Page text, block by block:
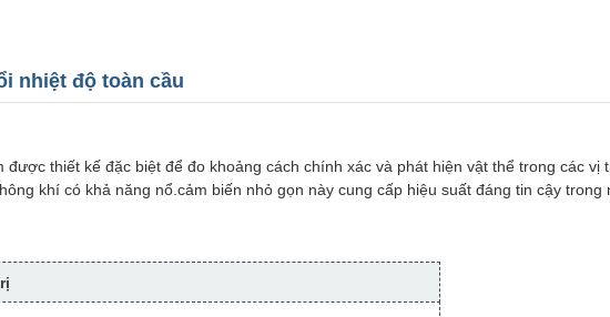
nhiệt độ toàn cầu
thiết kế đặc biệt để đo khoảng cách chính xác và phát hiện vật thể trong các vị
khí có khả năng nổ.cảm biến nhỏ gọn này cung cấp hiệu suất đáng tin cậy trong